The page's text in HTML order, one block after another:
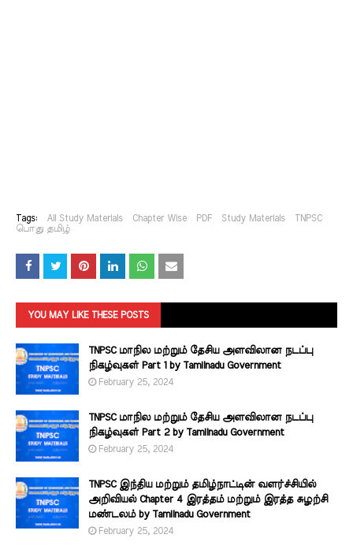
Tags: All Study Materials Chapter Wise PDF Study Materials
TNPSC
பொது தமிழ்
YOU MAY LIKE THESE POSTS
TNPSC மாநில மற்றும் தேசிய அளவிலான நடப்பு
நிகழ்வுகள் Part 1 by Tamilnadu Government
February 25, 2024
TNPSC மாநில மற்றும் தேசிய அளவிலான நடப்பு
நிகழ்வுகள் Part 2 by Tamilnadu Government
February 25, 2024
TNPSC இந்திய மற்றும் தமிழ்நாட்டின் வளர்ச்சியில்
அறிவியல் Chapter 4 இரத்தம் மற்றும் இரத்த சுழற்சி
மண்டலம் by Tamilnadu Government
February 25, 2024